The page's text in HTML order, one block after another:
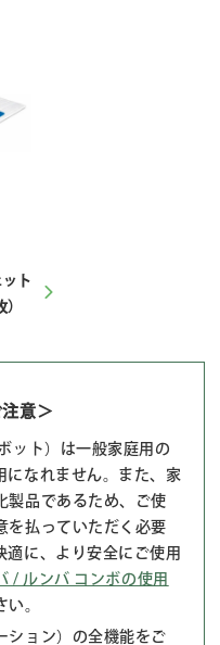
ット
意＞
ット）は一般家庭用の
になれません。また、家
製品であるため、ご使
を払っていただく必要
適に、より安全にご使用
/ ルンバ コンボの使用
い。
ション）の全機能をご